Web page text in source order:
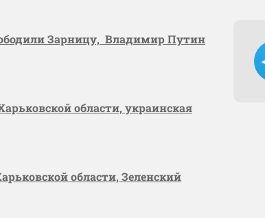
Зарницу, Владимир Путин
области, украинская
области, Зеленский